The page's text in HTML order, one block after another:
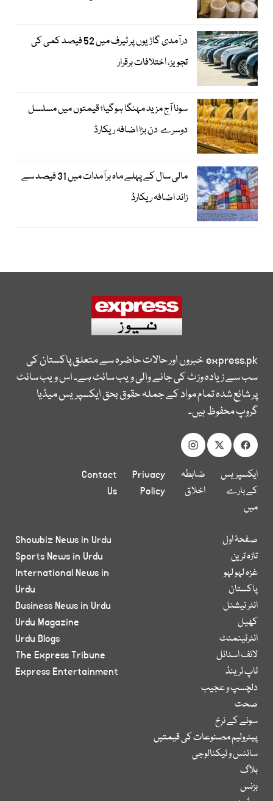
درآمدی گاڑیوں پر ٹیرف میں 52 فیصد کمی کی
تجویز، اختلافات برقرار
سونا آج مزید مہنگا ہوگیا؛ قیمتوں میں مسلسل
دوسرے دن بڑا اضافہ ریکارڈ
مالی سال کے پہلے ماہ برآمدات میں 31 فیصد سے
زائد اضافہ ریکارڈ
express.pkخبروں اور حالات حاضرہ سے متعلق پاکستان کی
سب سے زیادہ وزٹ کی جانے والی ویب سائٹ ہے۔ اس ویب سائٹ
پر شائع شدہ تمام مواد کے جملہ حقوق بحق ایکسپریس میڈیا
گروپ محفوظ ہیں۔
ایکسپریس
کے بارے
میں
ضابطہ
اخلاق
Privacy
Policy
Contact
Us
صفحۂ اول
تازہ ترین
غزہ لہو لہو
پاکستان
انٹر نیشنل
کھیل
انٹرٹینمنٹ
لائف اسٹائل
ٹاپ ٹرینڈ
دلچسپ و عجیب
صحت
سونے کے نرخ
پیٹرولیم مصنوعات کی قیمتیں
سائنس و ٹیکنالوجی
بلاگ
بزنس
Showbiz News in Urdu
Sports News in Urdu
International News in
Urdu
Business News in Urdu
Urdu Magazine
Urdu Blogs
The Express Tribune
Express Entertainment